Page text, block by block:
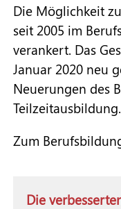
TZA für
TZA-Rechner
Regionale
Für
Pflege
Die Möglichkeit
seit 2005 im
verankert. Das
Januar 2020 neu
Neuerungen des
Teilzeitausbildung.
Zum
Die